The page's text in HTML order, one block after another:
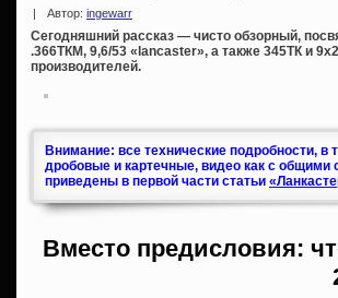
Автор: ingewarr
Сегодняшний рассказ — чисто обзорный,
.366ТКМ, 9,6/53 «lancaster», а также 345ТК и
производителей.
Внимание: все технические подробности,
дробовые и картечные, видео как с общими
приведены в первой части статьи
Вместо предисловия: